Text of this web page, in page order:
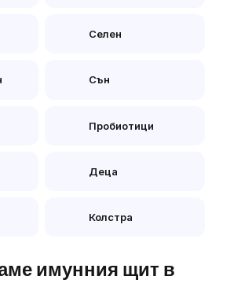
Селен
Сън
Пробиотици
Деца
Колстра
имунния щит в